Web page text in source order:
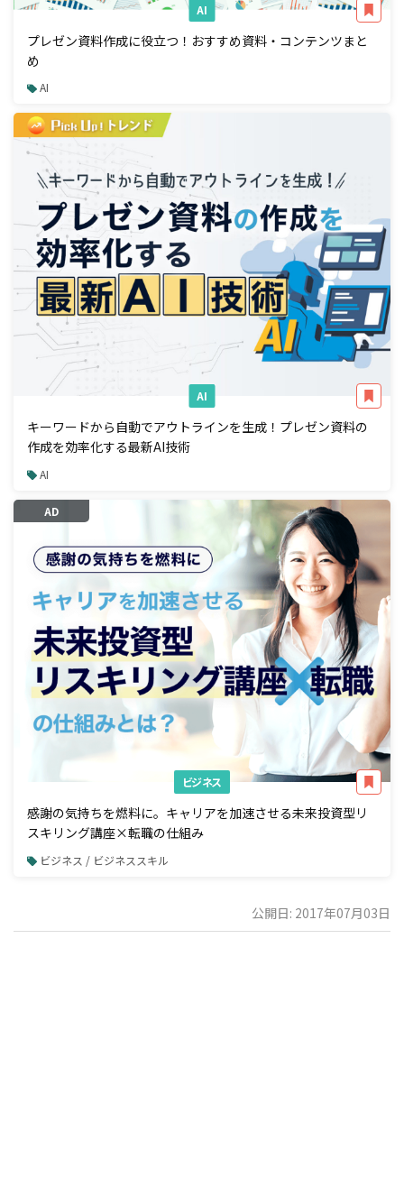
AI
プレゼン資料作成に役立つ！おすすめ資料・コンテンツまと
め
AI
AI
キーワードから自動でアウトラインを生成！プレゼン資料の
作成を効率化する最新AI技術
AI
AD
ビジネス
感謝の気持ちを燃料に。キャリアを加速させる未来投資型リ
スキリング講座×転職の仕組み
ビジネス / ビジネススキル
公開日: 2017年07月03日